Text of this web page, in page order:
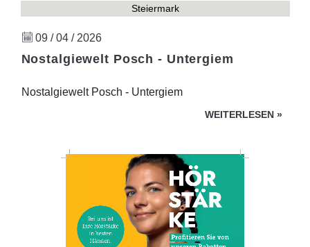
Steiermark
09 / 04 / 2026
Nostalgiewelt Posch - Untergiem
Nostalgiewelt Posch - Untergiem
WEITERLESEN »